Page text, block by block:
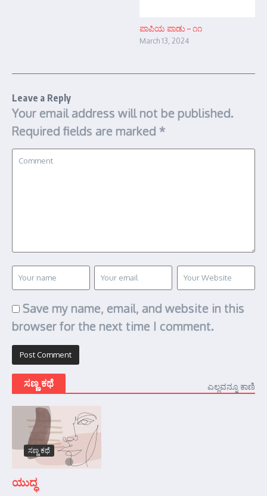
ಪಾಪಿಯ ಪಾಡು – ೧೧
March 13, 2024
Leave a Reply
Your email address will not be published.
Required fields are marked *
Save my name, email, and website in this
browser for the next time I comment.
ಸಣ್ಣ ಕಥೆ ಎಲ್ಲವನ್ನೂ ಕಾಣಿ
ಸಣ್ಣ ಕಥೆ
ಯುದ್ಧ